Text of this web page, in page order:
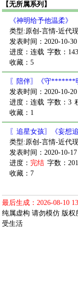
【无所属系列】
《神明给予他温柔》
类型:原创-言情-近代
发表时间：2020-10-30
进度：连载 字数：
收藏：5
〖陪伴〗《守*******
发表时间：2020-10-20
进度：连载 字数：3
收藏：1
〖追星女孩〗《妄想追
类型:原创-言情-近代
发表时间：2020-10-17
进度： 完结 字数：
收藏：7
最后生成：2026-08-10
纯属虚构 请勿模仿 版
受生活